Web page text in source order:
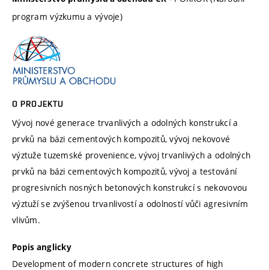
program výzkumu a vývoje)
O PROJEKTU
Vývoj nové generace trvanlivých a odolných konstrukcí a
prvků na bázi cementových kompozitů, vývoj nekovové
výztuže tuzemské provenience, vývoj trvanlivých a odolných
prvků na bázi cementových kompozitů, vývoj a testování
progresivních nosných betonových konstrukcí s nekovovou
výztuží se zvýšenou trvanlivostí a odolností vůči agresivním
vlivům.
Popis anglicky
Development of modern concrete structures of high